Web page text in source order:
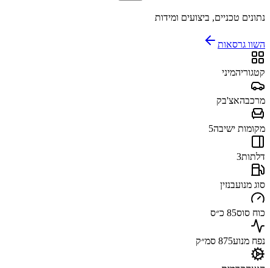
נתונים טכניים, ביצועים ומידות
השוו גרסאות
קטגוריהמיני
מרכבהאצ'בק
מקומות ישיבה5
דלתות3
סוג מנועבנזין
כוח סוס85 כ״ס
נפח מנוע875 סמ״ק